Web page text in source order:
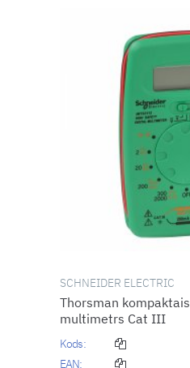
SCHNEIDER ELECTRIC
Thorsman
multimetrs Cat III
Kods:
EAN: